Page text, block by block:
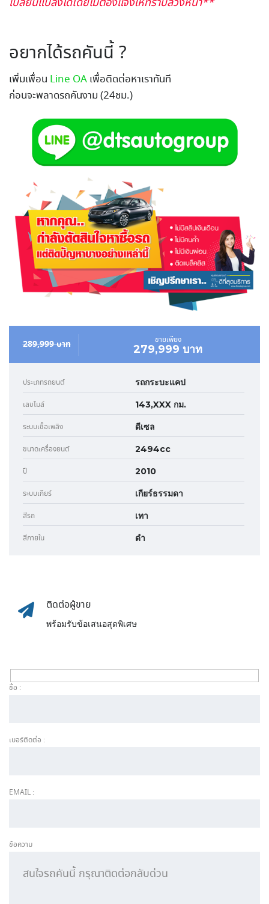
อยากได้รถคันนี้ ?
เพิ่มเพื่อน Line OA เพื่อติดต่อหาเราทันที
ก่อนจะพลาดรถคันงาม (24ชม.)
289,999 บาท ขายเพียง
279,999 บาท
ประเภทรถยนต์ รถกระบะแคป
เลขไมล์ 143,XXX กม.
ระบบเชื้อเพลิง ดีเซล
ขนาดเครื่องยนต์ 2494cc
ปี 2010
ระบบเกียร์ เกียร์ธรรมดา
สีรถ เทา
สีภายใน ดำ
ติดต่อผู้ขาย
พร้อมรับข้อเสนอสุดพิเศษ
ชื่อ :
เบอร์ติดต่อ :
EMAIL :
ข้อความ